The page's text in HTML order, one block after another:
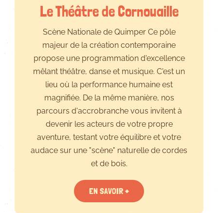
Le Théâtre de Cornouaille
Scène Nationale de Quimper Ce pôle
majeur de la création contemporaine
propose une programmation d'excellence
mêlant théâtre, danse et musique. C'est un
lieu où la performance humaine est
magnifiée. De la même manière, nos
parcours d'accrobranche vous invitent à
devenir les acteurs de votre propre
aventure, testant votre équilibre et votre
audace sur une "scène" naturelle de cordes
et de bois.
EN SAVOIR +